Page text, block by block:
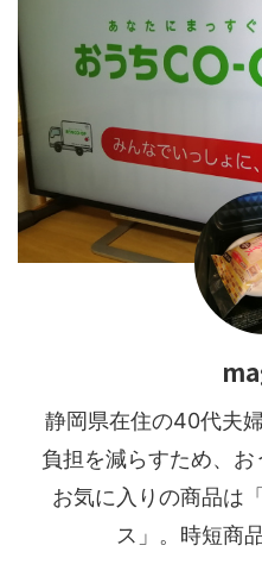
静岡県在住の40代夫
負担を減らすため、お
お気に入りの商品は
ス」。時短商